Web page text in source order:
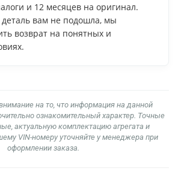
и 12 месяцев на оригинал.
деталь вам не подошла, мы
возврат на понятных и
на то, что информация на данной
ознакомительный характер. Точные
актуальную комплектацию агрегата и
VIN-номеру уточняйте у менеджера при
оформлении заказа.